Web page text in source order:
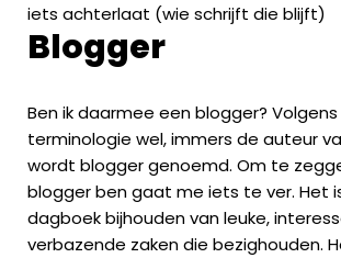
iets achterlaat (wie schrijft die blijft)
Blogger
Ben ik daarmee een blogger?
terminologie wel, immers de auteur
wordt blogger genoemd. Om te
blogger ben gaat me iets te ver. Het
dagboek bijhouden van leuke,
verbazende zaken die bezighouden.